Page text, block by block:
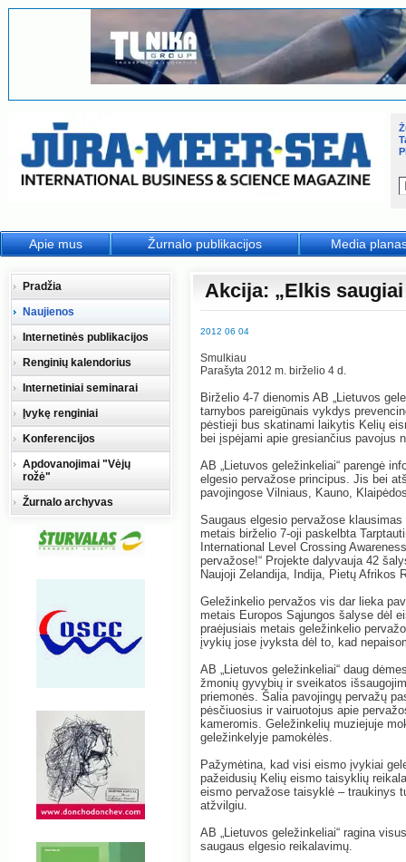
Akcija: „Elkis
2012 06 04
Smulkiau
Parašyta 2012 m. birželio 4 d.
Birželio 4-7 dienomis AB „Lietuvos
tarnybos pareigūnais vykdys
pėstieji bus skatinami laikytis Kelių
bei įspėjami apie gresiančius pavojus
AB „Lietuvos geležinkeliai“ parengė
elgesio pervažose principus. Jis bei
pavojingose Vilniaus, Kauno,
Saugaus elgesio pervažose
metais birželio 7-oji paskelbta
International Level Crossing
pervažose!“ Projekte dalyvauja 42
Naujoji Zelandija, Indija, Pietų Afrikos
Geležinkelio pervažos vis dar lieka
metais Europos Sąjungos šalyse dėl
praėjusiais metais geležinkelio
įvykių jose įvyksta dėl to, kad
AB „Lietuvos geležinkeliai“ daug
žmonių gyvybių ir sveikatos
priemonės. Šalia pavojingų pervažų
pėsčiuosius ir vairuotojus apie
kameromis. Geležinkelių muziejuje
geležinkelyje pamokėlės.
Pažymėtina, kad visi eismo įvykiai
pažeidusių Kelių eismo taisyklių
eismo pervažose taisyklė – traukinys
atžvilgiu.
AB „Lietuvos geležinkeliai“ ragina
saugaus elgesio reikalavimų.
Pradžia
Naujienos
Internetinės publikacijos
Renginių kalendorius
Internetiniai seminarai
Įvykę renginiai
Konferencijos
Apdovanojimai "Vėjų
rožė"
Žurnalo archyvas
Apie mus Žurnalo publikacijos Media